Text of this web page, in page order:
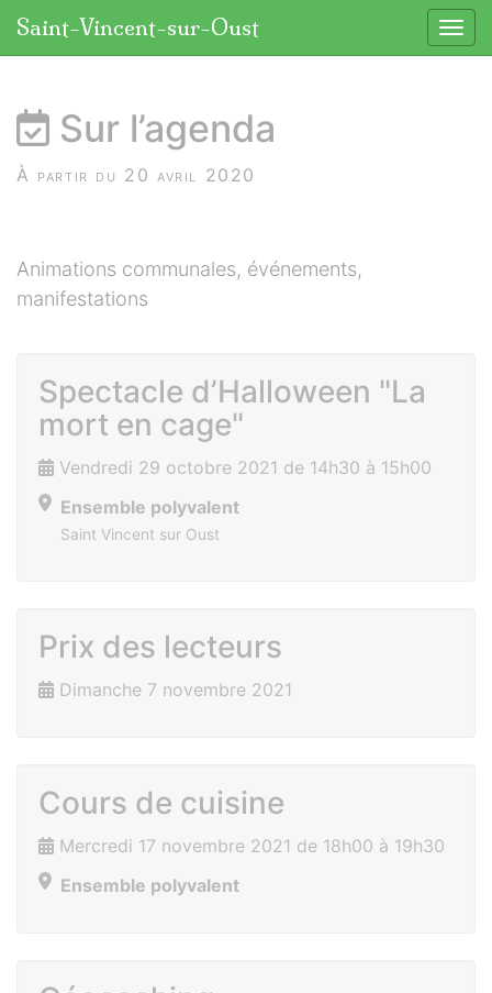
Saint-Vincent-sur-Oust
Sur l’agenda
À partir du 20 avril 2020
Animations communales, événements,
manifestations
Spectacle d’Halloween "La
mort en cage"
Vendredi 29 octobre 2021 de 14h30 à 15h00
Ensemble polyvalent
Saint Vincent sur Oust
Prix des lecteurs
Dimanche 7 novembre 2021
Cours de cuisine
Mercredi 17 novembre 2021 de 18h00 à 19h30
Ensemble polyvalent
Panneau de gestion des cookies